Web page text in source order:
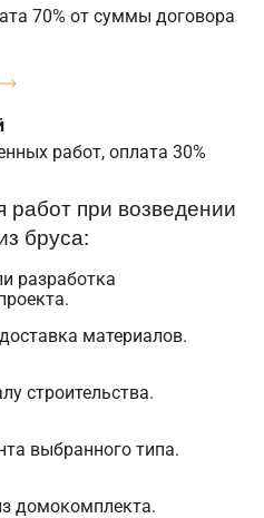
70% от суммы договора
работ, оплата 30%
при возведении
бруса:
разработка
материалов.
строительства.
выбранного типа.
домокомплекта.